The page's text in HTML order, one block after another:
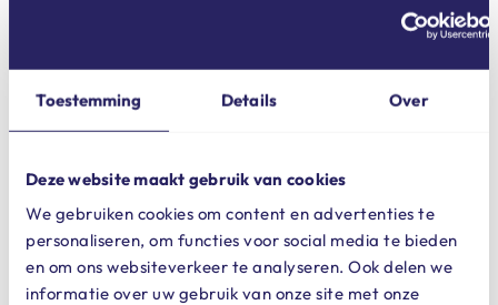
Toestemming Details Over
Deze website maakt gebruik van cookies
We gebruiken cookies om content en advertenties te
personaliseren, om functies voor social media te bieden
en om ons websiteverkeer te analyseren. Ook delen we
informatie over uw gebruik van onze site met onze
Verkoop vitamines en
voedingssupplementen geen
bron van inkomen
2 juli 2026 in
Ontdek al onze publicaties